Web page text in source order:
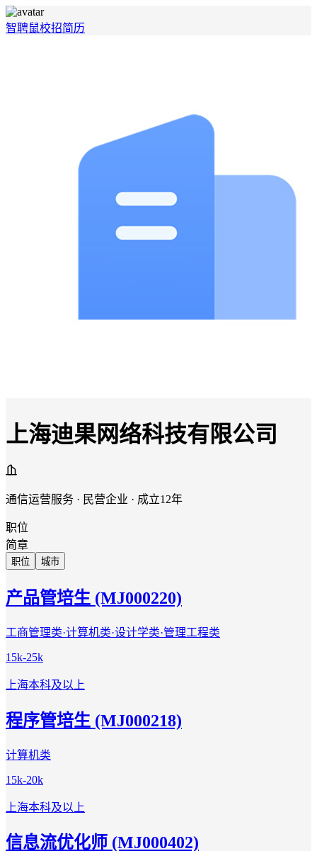
智聘鼠校招简历
上海迪果网络科技有限公司
通信运营服务 · 民营企业 · 成立12年
职位
简章
职位 城市
产品管培生 (MJ000220)
工商管理类·计算机类·设计学类·管理工程类
15k-25k
上海本科及以上
程序管培生 (MJ000218)
计算机类
15k-20k
上海本科及以上
信息流优化师 (MJ000402)